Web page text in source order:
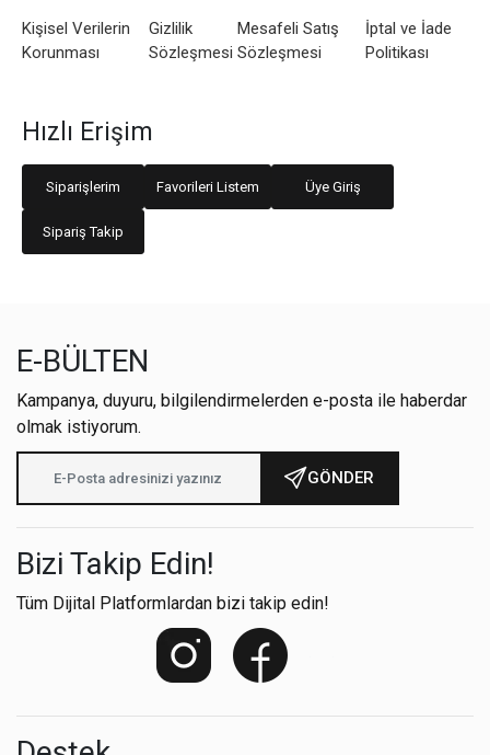
Kişisel Verilerin
Korunması
Gizlilik
Sözleşmesi
Mesafeli Satış
Sözleşmesi
İptal ve İade
Politikası
Hızlı Erişim
Siparişlerim Favorileri Listem Üye Giriş
Sipariş Takip
E-BÜLTEN
Kampanya, duyuru, bilgilendirmelerden e-posta ile haberdar
olmak istiyorum.
GÖNDER
Bizi Takip Edin!
Tüm Dijital Platformlardan bizi takip edin!